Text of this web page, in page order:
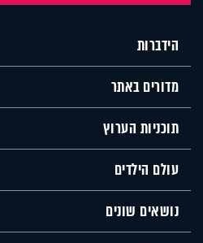
הידברות
מדורים באתר
תוכניות הערוץ
עולם הילדים
נושאים שונים